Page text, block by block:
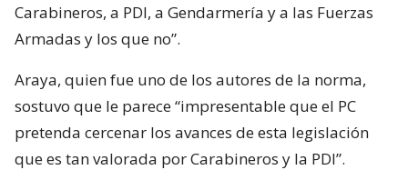
Carabineros, a PDI, a Gendarmería y a las Fuerzas
Armadas y los que no”.
Araya, quien fue uno de los autores de la norma,
sostuvo que le parece “impresentable que el PC
pretenda cercenar los avances de esta legislación
que es tan valorada por Carabineros y la PDI”.